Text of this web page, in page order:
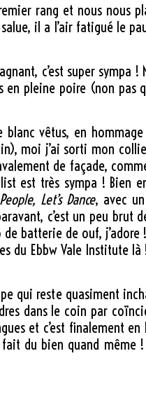
rang et nous nous
il a l’air fatigué le
c’est super sympa
en pleine poire (non
vêtus, en
moi j’ai sorti mon
de façade,
est très sympa ! Bien
People, Let’s Dance, avec
c’est un peu brut
batterie de ouf, j’adore
du Ebbw Vale Institute
qui reste quasiment
dans le coin par
et c’est finalement
du bien quand même !